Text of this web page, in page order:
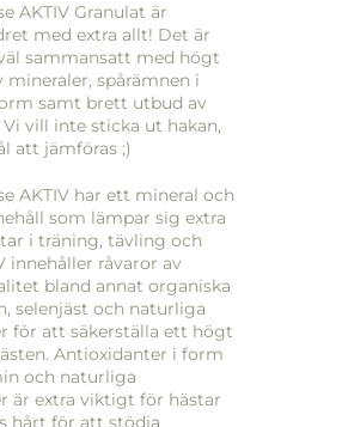
AKTIV Granulat är
med extra allt! Det är
sammansatt med högt
mineraler, spårämnen i
samt brett utbud av
vill inte sticka ut hakan,
att jämföras ;)
AKTIV har ett mineral och
som lämpar sig extra
i träning, tävling och
innehåller råvaror av
bland annat organiska
selenjäst och naturliga
för att säkerställa ett högt
Antioxidanter i form
och naturliga
är extra viktigt för hästar